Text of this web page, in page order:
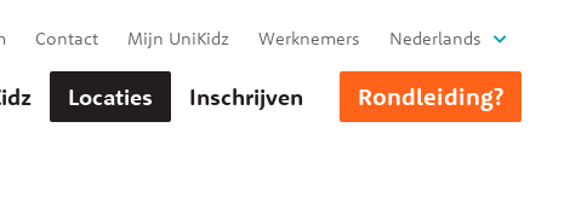
Locaties Inschrijven Rondleiding?
Contact Mijn UniKidz Werknemers Nederlands